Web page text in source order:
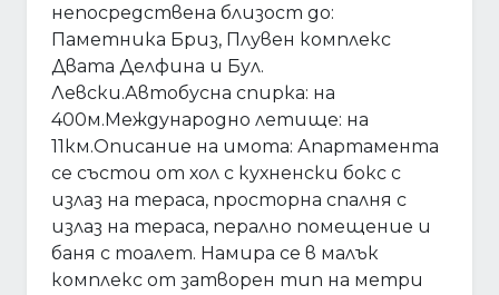
непосредствена близост до:
Паметника Бриз, Плувен комплекс
Двата Делфина и Бул.
Левски.Автобусна спирка: на
400м.Международно летище: на
11км.Описание на имота: Апартамента
се състои от хол с кухненски бокс с
излаз на тераса, просторна спалня с
излаз на тераса, перално помещение и
баня с тоалет. Намира се в малък
комплекс от затворен тип на метри